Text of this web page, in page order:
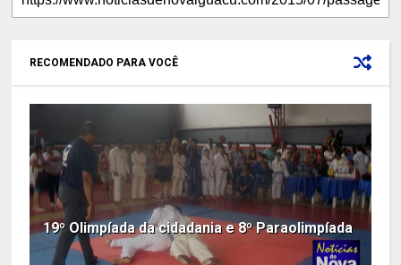
RECOMENDADO PARA VOCÊ
19º Olimpíada da cidadania e 8º Paraolimpíada